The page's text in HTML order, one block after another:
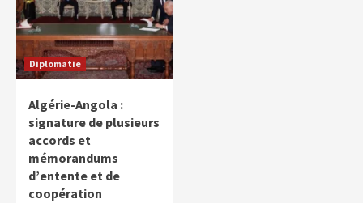
Diplomatie
Algérie-Angola :
signature de plusieurs
accords et
mémorandums
d’entente et de
coopération